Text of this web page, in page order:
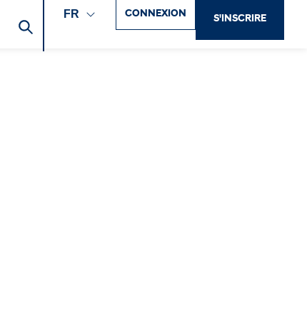
FR CONNEXION S'INSCRIRE